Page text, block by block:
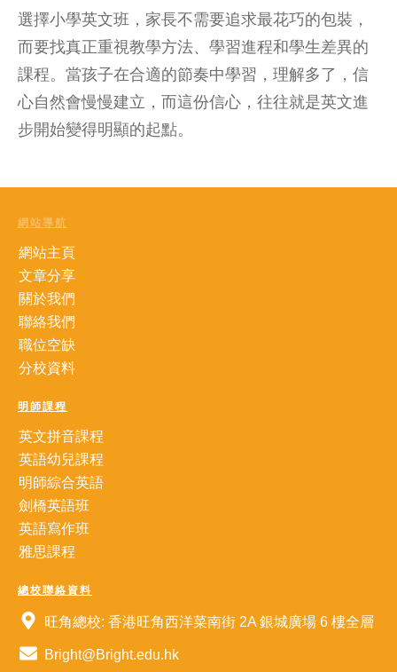
選擇小學英文班，家長不需要追求最花巧的包裝，
而要找真正重視教學方法、學習進程和學生差異的
課程。當孩子在合適的節奏中學習，理解多了，信
心自然會慢慢建立，而這份信心，往往就是英文進
步開始變得明顯的起點。
網站導航
網站主頁
文章分享
關於我們
聯絡我們
職位空缺
分校資料
明師課程
英文拼音課程
英語幼兒課程
明師綜合英語
劍橋英語班
英語寫作班
雅思課程
總校聯絡資料
旺角總校: 香港旺角西洋菜南街 2A 銀城廣場 6 樓全層
Bright@Bright.edu.hk